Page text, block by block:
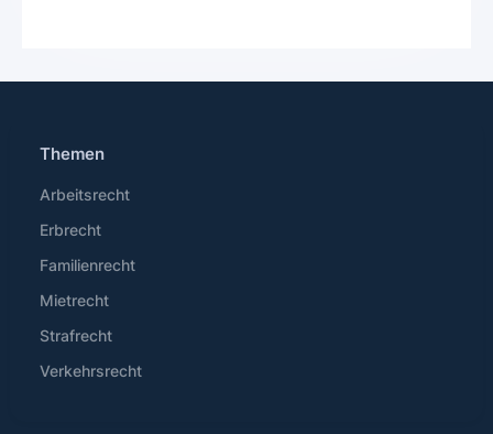
Themen
Arbeitsrecht
Erbrecht
Familienrecht
Mietrecht
Strafrecht
Verkehrsrecht